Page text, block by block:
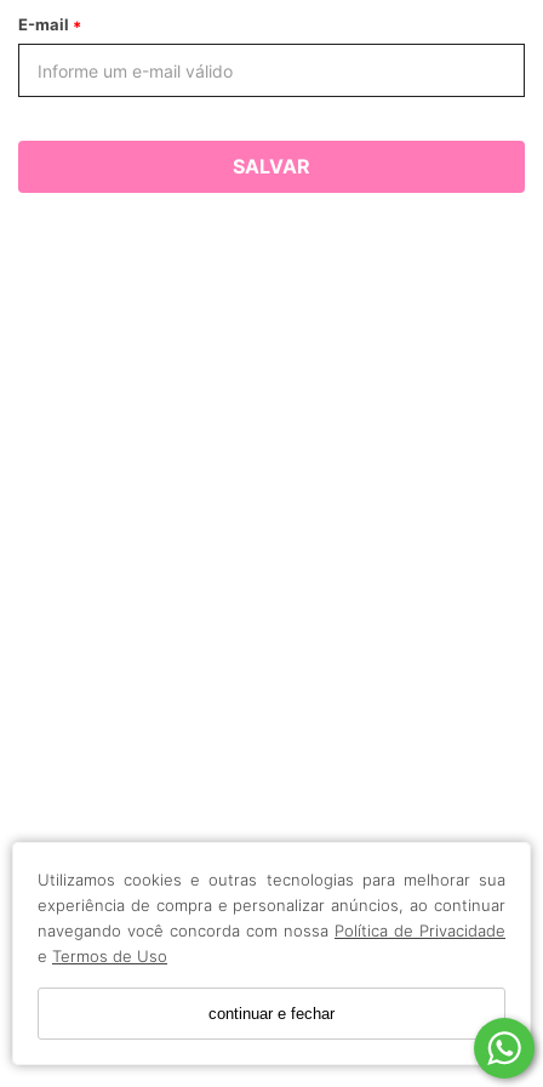
Utilizamos cookies e outras tecnologias para melhorar sua
experiência de compra e personalizar anúncios, ao continuar
navegando você concorda com nossa Política de Privacidade
e Termos de Uso
continuar e fechar
E-mail
SALVAR